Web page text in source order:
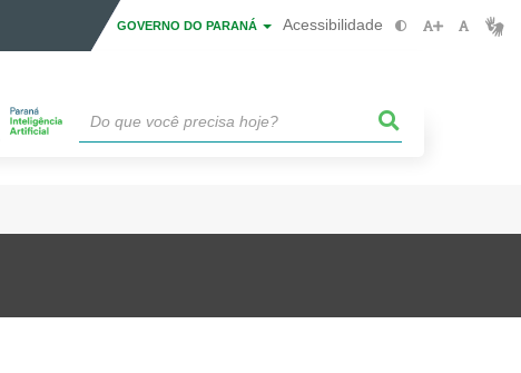
GOVERNO DO PARANÁ Acessibilidade